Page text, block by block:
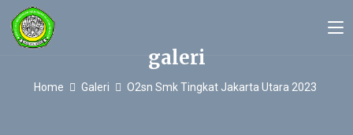
galeri
Home Galeri O2sn Smk Tingkat Jakarta Utara 2023